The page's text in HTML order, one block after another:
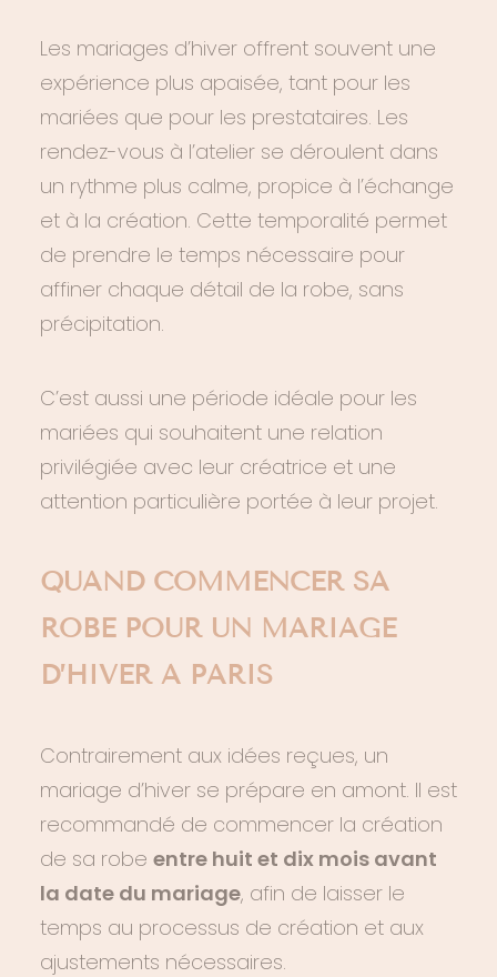
Les mariages d’hiver offrent souvent une
expérience plus apaisée, tant pour les
mariées que pour les prestataires. Les
rendez-vous à l’atelier se déroulent dans
un rythme plus calme, propice à l’échange
et à la création. Cette temporalité permet
de prendre le temps nécessaire pour
affiner chaque détail de la robe, sans
précipitation.
C’est aussi une période idéale pour les
mariées qui souhaitent une relation
privilégiée avec leur créatrice et une
attention particulière portée à leur projet.
QUAND COMMENCER SA
ROBE POUR UN MARIAGE
D’HIVER À PARIS
Contrairement aux idées reçues, un
mariage d’hiver se prépare en amont. Il est
recommandé de commencer la création
de sa robe entre huit et dix mois avant
la date du mariage, afin de laisser le
temps au processus de création et aux
ajustements nécessaires.